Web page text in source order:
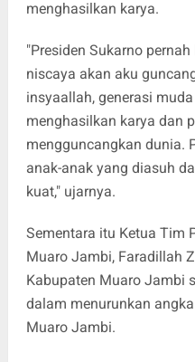
menghasilkan karya.
"Presiden Sukarno
niscaya akan aku
insyaallah, generasi
menghasilkan karya dan
mengguncangkan dunia.
anak-anak yang diasuh
kuat," ujarnya.
Sementara itu Ketua Tim
Muaro Jambi, Faradillah
Kabupaten Muaro Jambi
dalam menurunkan
Muaro Jambi.